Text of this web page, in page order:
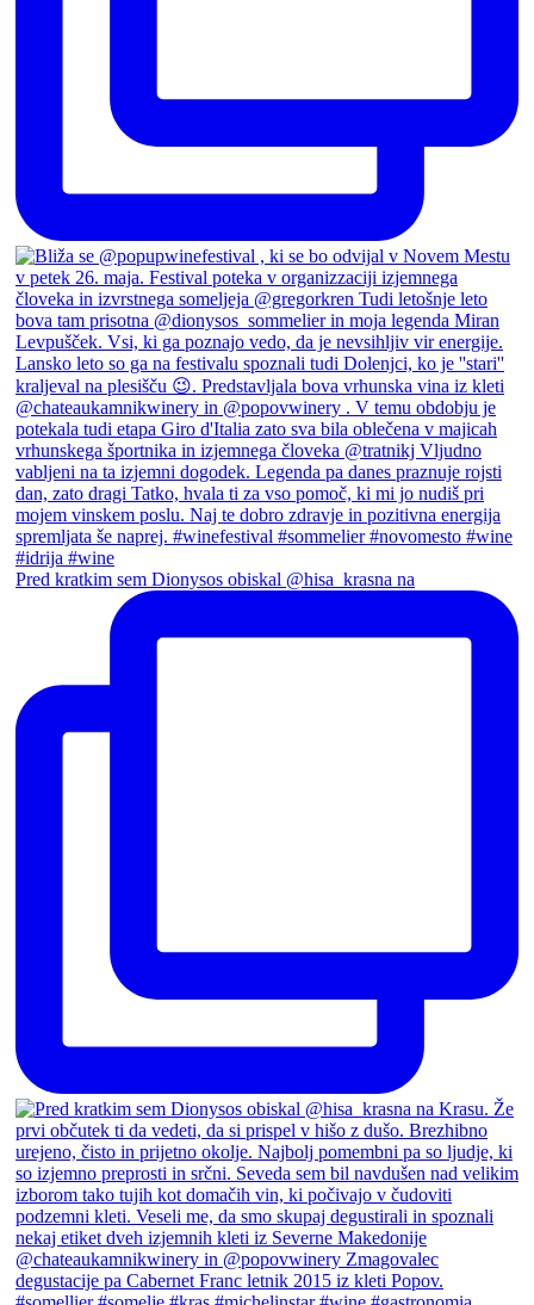
Pred kratkim sem Dionysos obiskal @hisa_krasna na